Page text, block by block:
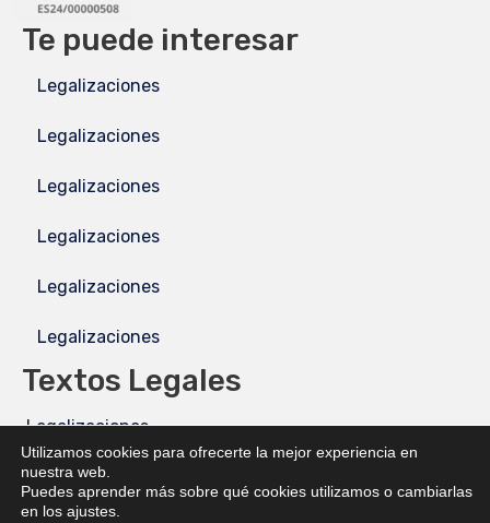
Te puede interesar
Legalizaciones
Legalizaciones
Legalizaciones
Legalizaciones
Legalizaciones
Legalizaciones
Textos Legales
Legalizaciones
Legalizaciones
Utilizamos cookies para ofrecerte la mejor experiencia en
nuestra web.
Puedes aprender más sobre qué cookies utilizamos o cambiarlas
en los ajustes.